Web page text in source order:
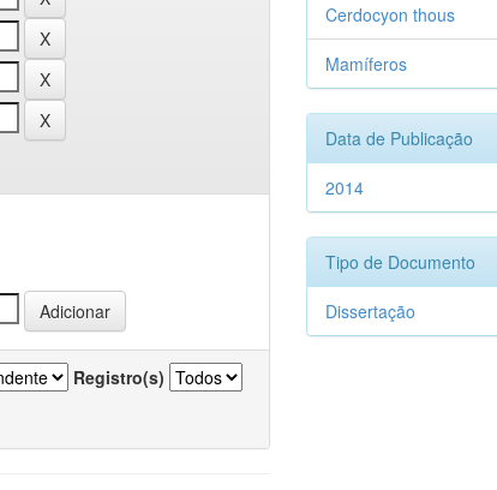
Registro(s)
Cerdocyon thous
Mamíferos
Data de Publicação
2014
Tipo de Documento
Dissertação